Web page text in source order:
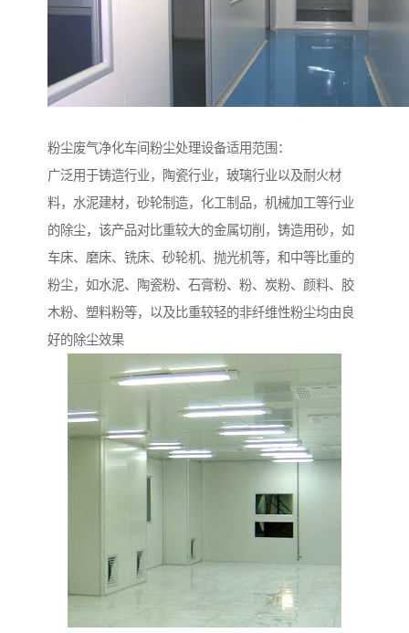
粉尘废气净化车间粉尘处理设备适用范围：
广泛用于铸造行业，陶瓷行业，玻璃行业以及耐火材
料，水泥建材，砂轮制造，化工制品，机械加工等行业
的除尘，该产品对比重较大的金属切削，铸造用砂，如
车床、磨床、铣床、砂轮机、抛光机等，和中等比重的
粉尘，如水泥、陶瓷粉、石膏粉、粉、炭粉、颜料、胶
木粉、塑料粉等，以及比重较轻的非纤维性粉尘均由良
好的除尘效果